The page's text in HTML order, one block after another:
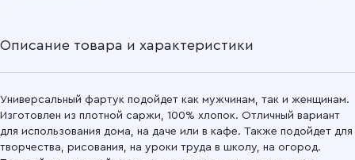
Подробнее
Описание товара и характеристики
Универсальный фартук подойдет как мужчинам, так и женщинам.
Изготовлен из плотной саржи, 100% хлопок. Отличный вариант
для использования дома, на даче или в кафе. Также подойдет для
творчества, рисования, на уроки труда в школу, на огород.